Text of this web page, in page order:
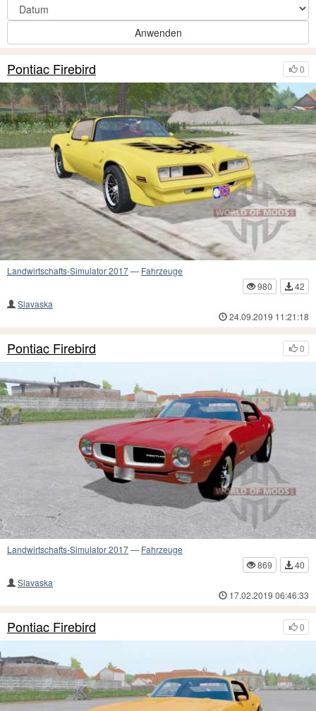
Anwenden
0
Pontiac Firebird
Landwirtschafts-Simulator 2017— Fahrzeuge
980
42
Slavaska
24.09.2019 11:21:18
0
Pontiac Firebird
Landwirtschafts-Simulator 2017— Fahrzeuge
869
40
Slavaska
17.02.2019 06:46:33
0
Pontiac Firebird